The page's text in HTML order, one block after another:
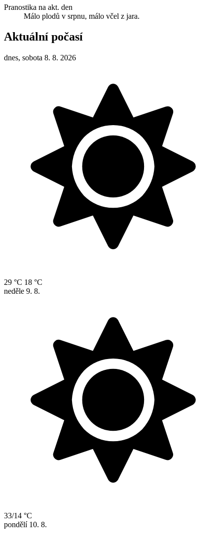
Pranostika na akt. den
Málo plodů v srpnu, málo včel z jara.
Aktuální počasí
dnes, sobota 8. 8. 2026
29 °C 18 °C
neděle 9. 8.
33/14 °C
pondělí 10. 8.